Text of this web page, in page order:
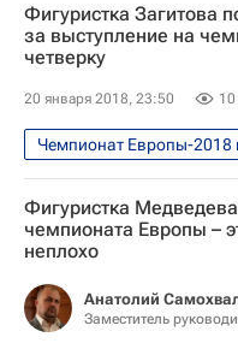
Фигуристка Загитова
за выступление на
четверку
20 января 2018, 23:50 10
Фигурное катание
Чемпионат Европы по
Алина Загитова
Фигуристка
чемпионата Европы –
неплохо
Анатолий
Заместитель